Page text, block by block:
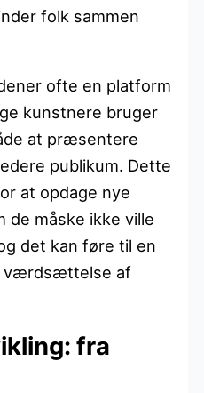
folk sammen
ofte en platform
kunstnere bruger
at præsentere
publikum. Dette
at opdage nye
de måske ikke ville
det kan føre til en
værdsættelse af
fra